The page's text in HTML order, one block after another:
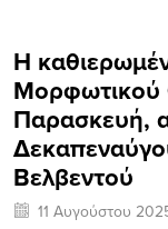
Η
Μορφωτικού
Παρασκευή,
Βελβεντού
11 Αυγούστου